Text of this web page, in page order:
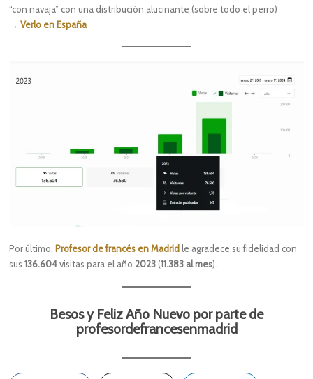
“con navaja” con una distribución alucinante (sobre todo el perro)
→ Verlo en España
Por último, Profesor de francés en Madrid le agradece su fidelidad con
sus 136.604visitas para el año 2023 (11.383 al mes).
Besos y Feliz Año Nuevo por parte de
profesordefrancesenmadrid